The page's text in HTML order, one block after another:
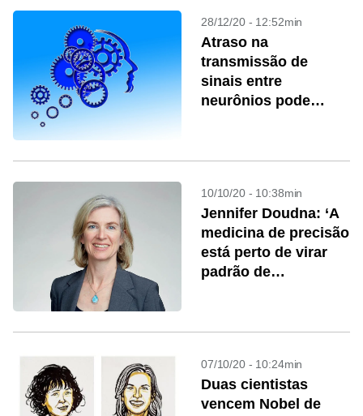
28/12/20 - 12:52min
Atraso na
transmissão de
sinais entre
neurônios pode
10/10/20 - 10:38min
Jennifer Doudna: ‘A
medicina de precisão
está perto de virar
padrão de
07/10/20 - 10:24min
Duas cientistas
vencem Nobel de